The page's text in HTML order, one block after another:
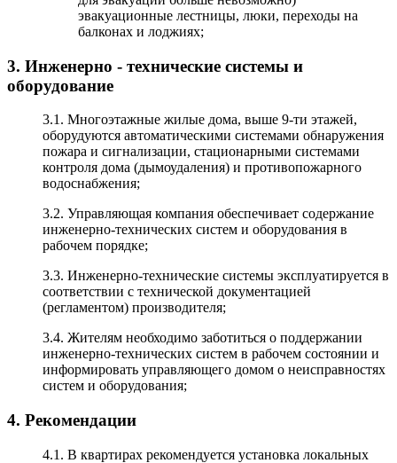
эвакуационные лестницы, люки, переходы на
балконах и лоджиях;
3. Инженерно - технические системы и
оборудование
3.1. Многоэтажные жилые дома, выше 9-ти этажей,
оборудуются автоматическими системами обнаружения
пожара и сигнализации, стационарными системами
контроля дома (дымоудаления) и противопожарного
водоснабжения;
3.2. Управляющая компания обеспечивает содержание
инженерно-технических систем и оборудования в
рабочем порядке;
3.3. Инженерно-технические системы эксплуатируется в
соответствии с технической документацией
(регламентом) производителя;
3.4. Жителям необходимо заботиться о поддержании
инженерно-технических систем в рабочем состоянии и
информировать управляющего домом о неисправностях
систем и оборудования;
4. Рекомендации
4.1. В квартирах рекомендуется установка локальных